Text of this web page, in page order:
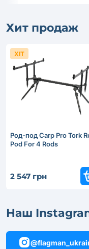
Хит продаж
Род-под Carp Pro Tork
Pod For 4 Rods
2 547 грн
ХІТ
Наш